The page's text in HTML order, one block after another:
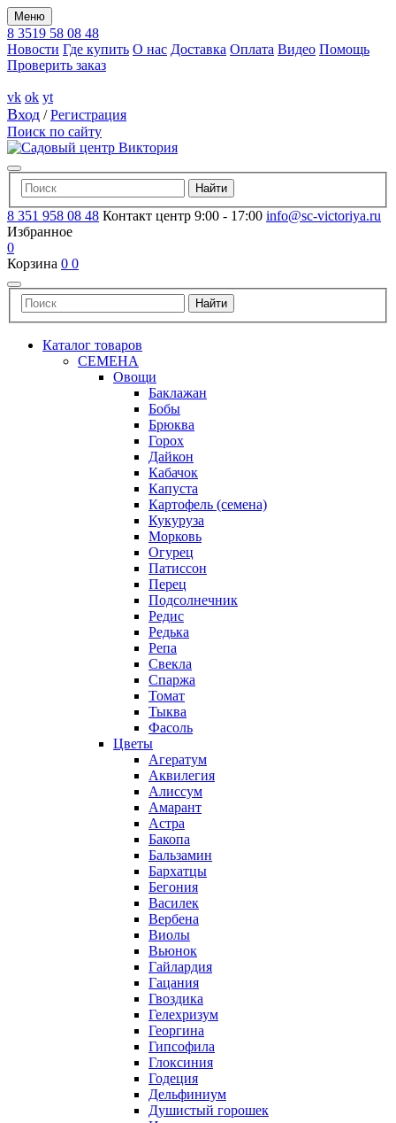
Меню
8 3519 58 08 48
Новости Где купить О нас Доставка Оплата Видео Помощь
Проверить заказ
vk ok yt
Вход /Регистрация
Поиск по сайту
8 351 958 08 48 Контакт центр 9:00 - 17:00 info@sc-victoriya.ru
Избранное
0
Корзина 0 0
Каталог товаров
СЕМЕНА
Овощи
Баклажан
Бобы
Брюква
Горох
Дайкон
Кабачок
Капуста
Картофель (семена)
Кукуруза
Морковь
Огурец
Патиссон
Перец
Подсолнечник
Редис
Редька
Репа
Свекла
Спаржа
Томат
Тыква
Фасоль
Цветы
Агератум
Аквилегия
Алиссум
Амарант
Астра
Бакопа
Бальзамин
Бархатцы
Бегония
Василек
Вербена
Виолы
Вьюнок
Гайлардия
Гацания
Гвоздика
Гелехризум
Георгина
Гипсофила
Глоксиния
Годеция
Дельфиниум
Душистый горошек